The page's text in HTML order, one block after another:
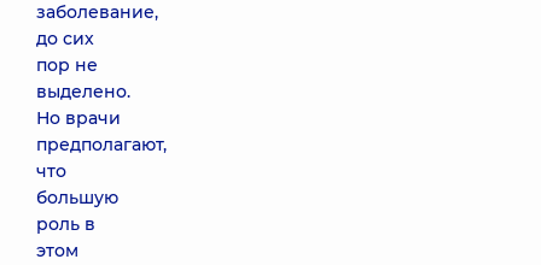
заболевание,
до сих
пор не
выделено.
Но врачи
предполагают,
что
большую
роль в
этом